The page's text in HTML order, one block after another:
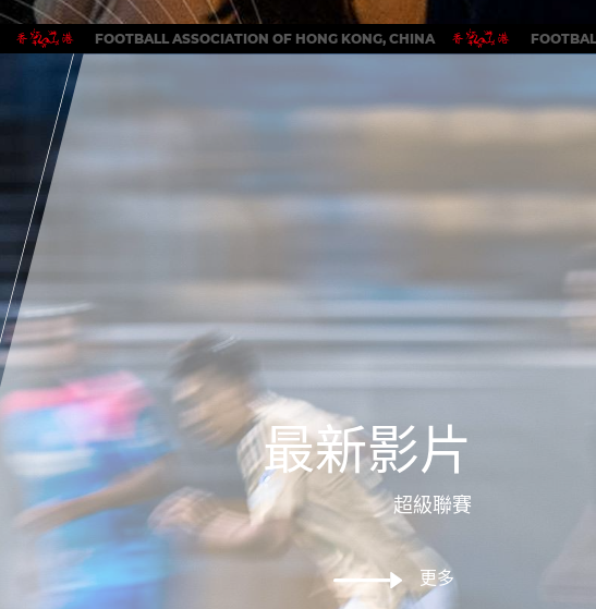
FOOTBALL ASSOCIATION OF HONG KONG, CHINA
最新影片
超級聯賽
更多